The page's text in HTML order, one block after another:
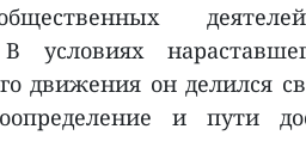
В условиях
движения он делился
и пути